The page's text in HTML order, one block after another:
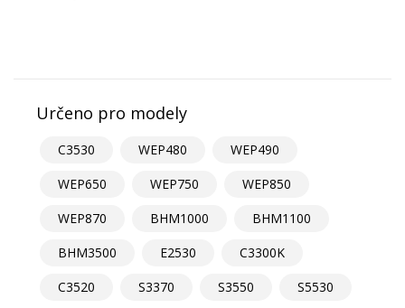
Určeno pro modely
C3530 WEP480
WEP490
WEP650
WEP750
WEP850
WEP870
BHM1000
BHM1100
BHM3500
E2530
C3300K
C3520
S3370 S3550 S5530